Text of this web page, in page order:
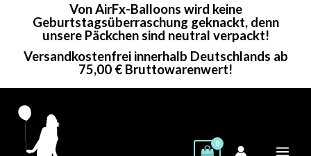
Von AirFx-Balloons wird keine
Geburtstagsüberraschung geknackt, denn
unsere Päckchen sind neutral verpackt!
Versandkostenfrei innerhalb Deutschlands ab
75,00 € Bruttowarenwert!